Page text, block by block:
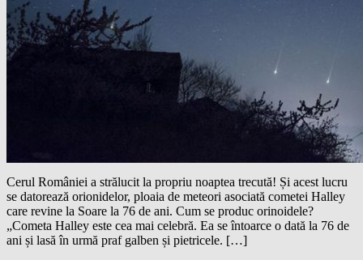
Cerul României a strălucit la propriu noaptea trecută! Și acest lucru
se datorează orionidelor, ploaia de meteori asociată cometei Halley
care revine la Soare la 76 de ani. Cum se produc orinoidele?
„Cometa Halley este cea mai celebră. Ea se întoarce o dată la 76 de
ani și lasă în urmă praf galben și pietricele. […]